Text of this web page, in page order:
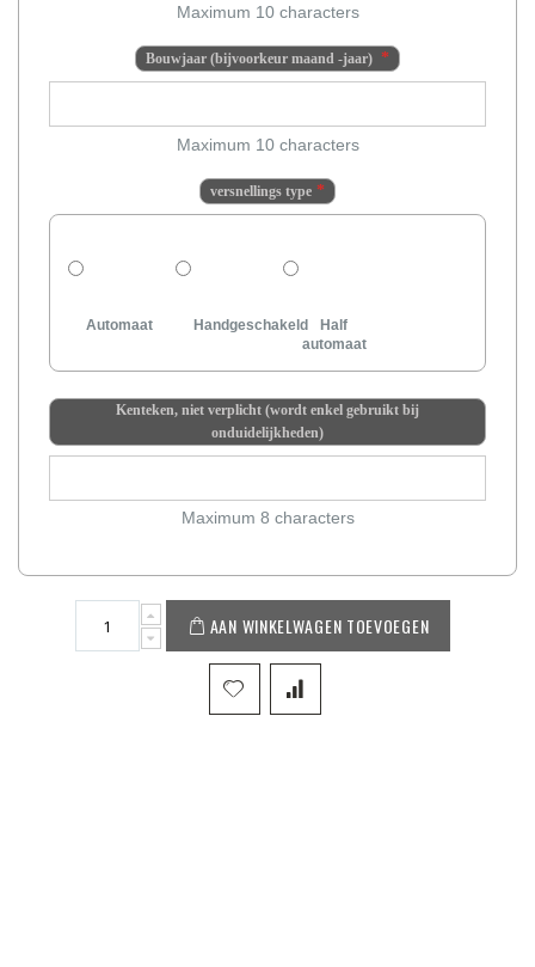
Maximum 10 characters
Bouwjaar (bijvoorkeur maand -jaar)
Maximum 10 characters
versnellings type
Automaat Handgeschakeld
Half
automaat
Kenteken, niet verplicht (wordt enkel gebruikt bij
onduidelijkheden)
Maximum 8 characters
AAN WINKELWAGEN TOEVOEGEN